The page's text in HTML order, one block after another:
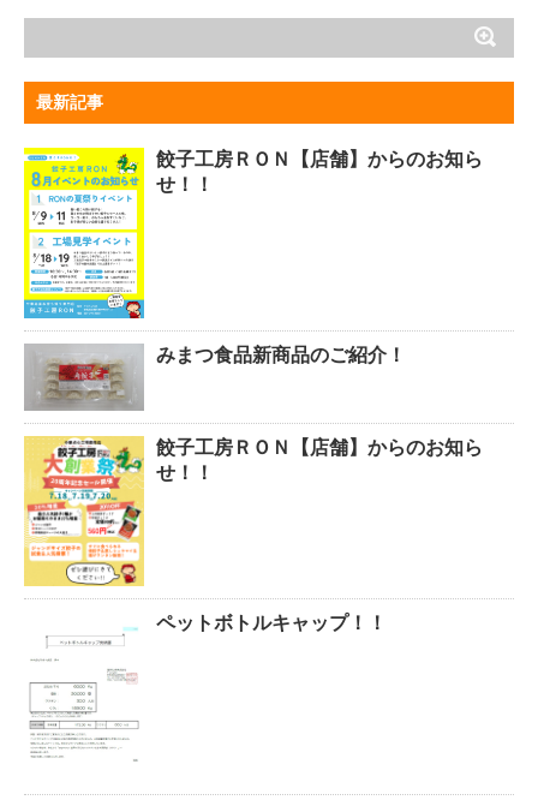
最新記事
餃子工房ＲＯＮ【店舗】からのお知ら
せ！！
みまつ食品新商品のご紹介！
餃子工房ＲＯＮ【店舗】からのお知ら
せ！！
ペットボトルキャップ！！